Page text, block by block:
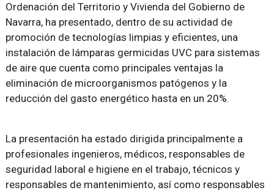
Ordenación del Territorio y Vivienda del Gobierno de
Navarra, ha presentado, dentro de su actividad de
promoción de tecnologías limpias y eficientes, una
instalación de lámparas germicidas UVC para sistemas
de aire que cuenta como principales ventajas la
eliminación de microorganismos patógenos y la
reducción del gasto energético hasta en un 20%.
La presentación ha estado dirigida principalmente a
profesionales ingenieros, médicos, responsables de
seguridad laboral e higiene en el trabajo, técnicos y
responsables de mantenimiento, así como responsables